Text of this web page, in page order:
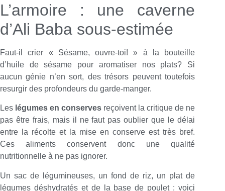
L’armoire : une caverne
d’Ali Baba sous-estimée
Faut-il crier « Sésame, ouvre-toi! » à la bouteille
d’huile de sésame pour aromatiser nos plats? Si
aucun génie n’en sort, des trésors peuvent toutefois
resurgir des profondeurs du garde-manger.
Les légumes en conserves reçoivent la critique de ne
pas être frais, mais il ne faut pas oublier que le délai
entre la récolte et la mise en conserve est très bref.
Ces aliments conservent donc une qualité
nutritionnelle à ne pas ignorer.
Un sac de légumineuses, un fond de riz, un plat de
légumes déshydratés et de la base de poulet : voici